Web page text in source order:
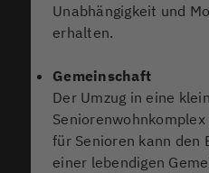
Unabhängigkeit und
erhalten.
Gemeinschaft
Der Umzug in eine
für Senioren kann den
einer lebendigen